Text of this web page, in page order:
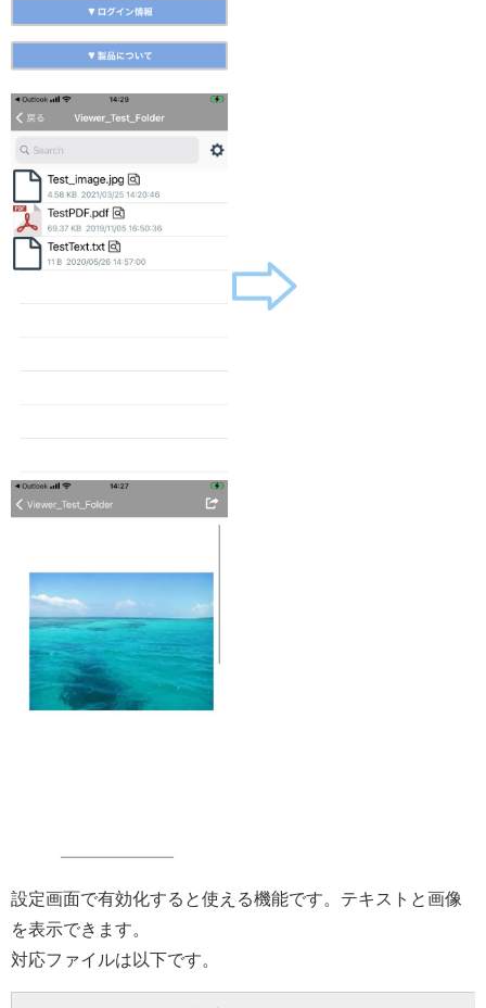
設定画面で有効化すると使える機能です。テキストと画像
を表示できます。
対応ファイルは以下です。